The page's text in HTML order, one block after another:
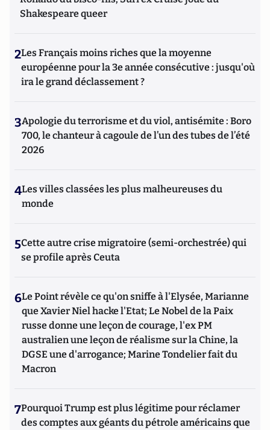
Shakespeare queer
2Les Français moins riches que la moyenne
européenne pour la 3e année consécutive : jusqu'où
ira le grand déclassement ?
3Apologie du terrorisme et du viol, antisémite : Boro
700, le chanteur à cagoule de l’un des tubes de l’été
2026
4Les villes classées les plus malheureuses du
monde
5Cette autre crise migratoire (semi-orchestrée) qui
se profile après Ceuta
6Le Point révèle ce qu'on sniffe à l'Elysée, Marianne
que Xavier Niel hacke l'Etat; Le Nobel de la Paix
russe donne une leçon de courage, l'ex PM
australien une leçon de réalisme sur la Chine, la
DGSE une d'arrogance; Marine Tondelier fait du
Macron
7Pourquoi Trump est plus légitime pour réclamer
des comptes aux géants du pétrole américains que